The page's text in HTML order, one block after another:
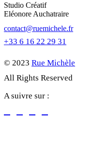
Studio Créatif
Eléonore Auchatraire
contact@ruemichele.fr
+33 6 16 22 29 31
© 2023 Rue Michèle
All Rights Reserved
A suivre sur :